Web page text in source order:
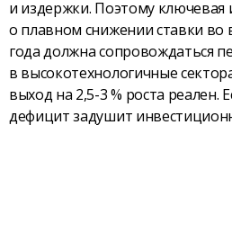
и издержки. Поэтому ключевая
о плавном снижении ставки во
года должна сопровождаться
в высокотехнологичные
выход на 2,5-3 % роста реален.
дефицит задушит